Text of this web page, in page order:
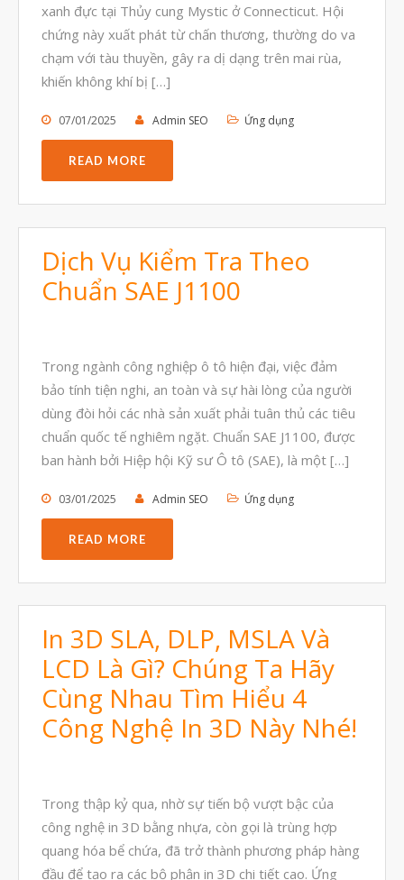
xanh đực tại Thủy cung Mystic ở Connecticut. Hội
chứng này xuất phát từ chấn thương, thường do va
chạm với tàu thuyền, gây ra dị dạng trên mai rùa,
khiến không khí bị […]
07/01/2025 Admin SEO Ứng dụng
READ MORE
Dịch Vụ Kiểm Tra Theo
Chuẩn SAE J1100
Trong ngành công nghiệp ô tô hiện đại, việc đảm
bảo tính tiện nghi, an toàn và sự hài lòng của người
dùng đòi hỏi các nhà sản xuất phải tuân thủ các tiêu
chuẩn quốc tế nghiêm ngặt. Chuẩn SAE J1100, được
ban hành bởi Hiệp hội Kỹ sư Ô tô (SAE), là một […]
03/01/2025 Admin SEO Ứng dụng
READ MORE
In 3D SLA, DLP, MSLA Và
LCD Là Gì? Chúng Ta Hãy
Cùng Nhau Tìm Hiểu 4
Công Nghệ In 3D Này Nhé!
Trong thập kỷ qua, nhờ sự tiến bộ vượt bậc của
công nghệ in 3D bằng nhựa, còn gọi là trùng hợp
quang hóa bể chứa, đã trở thành phương pháp hàng
đầu để tạo ra các bộ phận in 3D chi tiết cao. Ứng